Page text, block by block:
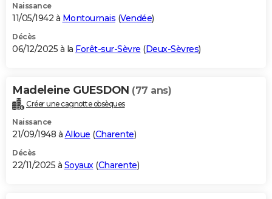
Naissance
11/05/1942 à Montournais (Vendée)
Décès
06/12/2025 à la Forêt-sur-Sèvre (Deux-Sèvres)
Madeleine GUESDON (77 ans)
Créer une cagnotte obsèques
Naissance
21/09/1948 à Alloue (Charente)
Décès
22/11/2025 à Soyaux(Charente)